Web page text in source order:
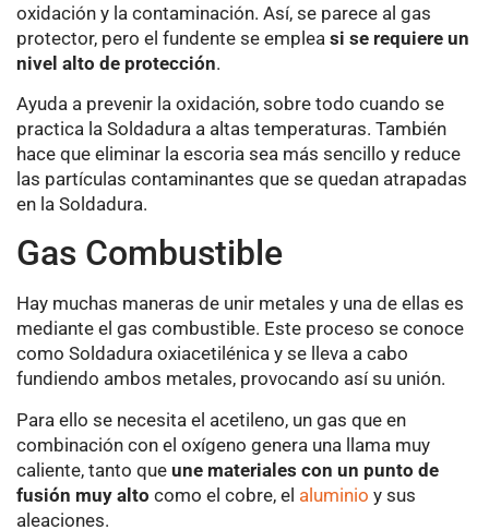
oxidación y la contaminación. Así, se parece al gas
protector, pero el fundente se emplea si se requiere un
nivel alto de protección.
Ayuda a prevenir la oxidación, sobre todo cuando se
practica la Soldadura a altas temperaturas. También
hace que eliminar la escoria sea más sencillo y reduce
las partículas contaminantes que se quedan atrapadas
en la Soldadura.
Gas Combustible
Hay muchas maneras de unir metales y una de ellas es
mediante el gas combustible. Este proceso se conoce
como Soldadura oxiacetilénica y se lleva a cabo
fundiendo ambos metales, provocando así su unión.
Para ello se necesita el acetileno, un gas que en
combinación con el oxígeno genera una llama muy
caliente, tanto que une materiales con un punto de
fusión muy alto como el cobre, el aluminio y sus
aleaciones.